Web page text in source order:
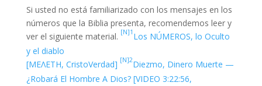
Si usted no está familiarizado con los mensajes en los
números que la Biblia presenta, recomendemos leer y
ver el siguiente material. [N]1 Los NÚMEROS, lo Oculto
y el diablo
[ΜΕΛΕΤΗ, CristoVerdad] [N]2Diezmo, Dinero Muerte —
¿Robará El Hombre A Dios? [VIDEO 3:22:56,